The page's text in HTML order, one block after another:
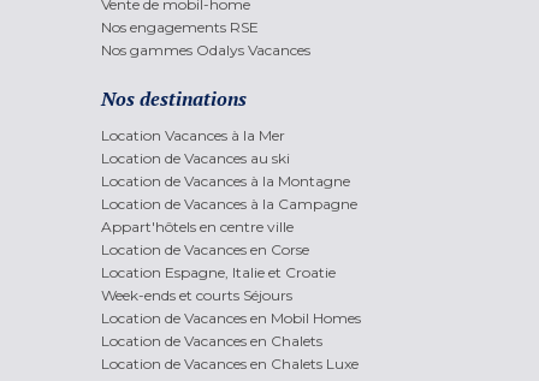
Vente de mobil-home
Nos engagements RSE
Nos gammes Odalys Vacances
Nos destinations
Location Vacances à la Mer
Location de Vacances au ski
Location de Vacances à la Montagne
Location de Vacances à la Campagne
Appart'hôtels en centre ville
Location de Vacances en Corse
Location Espagne, Italie et Croatie
Week-ends et courts Séjours
Location de Vacances en Mobil Homes
Location de Vacances en Chalets
Location de Vacances en Chalets Luxe